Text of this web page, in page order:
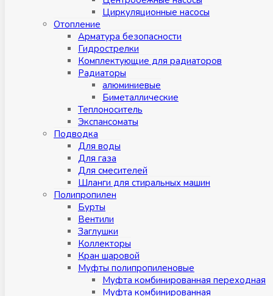
Циркуляционные насосы
Отопление
Арматура безопасности
Гидрострелки
Комплектующие для радиаторов
Радиаторы
алюминиевые
Биметаллические
Теплоноситель
Экспансоматы
Подводка
Для воды
Для газа
Для смесителей
Шланги для стиральных машин
Полипропилен
Бурты
Вентили
Заглушки
Коллекторы
Кран шаровой
Муфты полипропиленовые
Муфта комбинированная переходная
Муфта комбинированная